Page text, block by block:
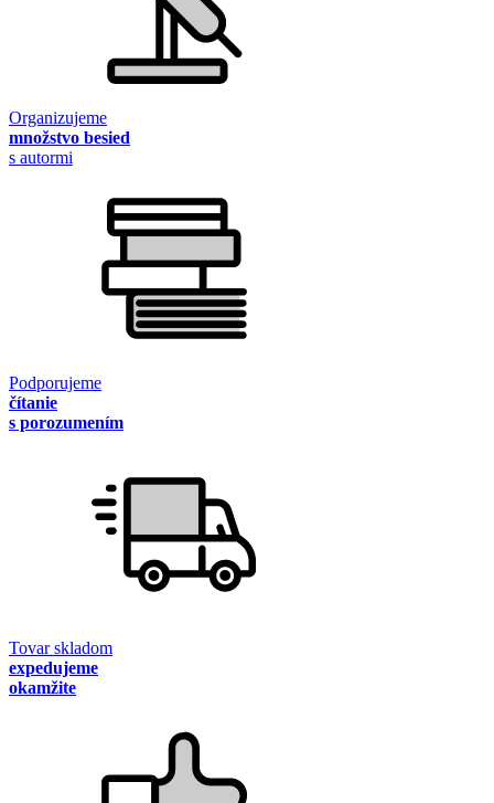
Organizujeme
množstvo besied
s autormi
Podporujeme
čítanie
s porozumením
Tovar skladom
expedujeme
okamžite